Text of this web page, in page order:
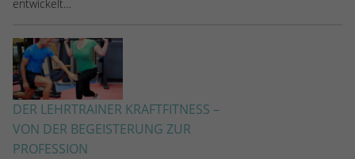
entwickelt…
DER LEHRTRAINER KRAFTFITNESS –
VON DER BEGEISTERUNG ZUR
PROFESSION